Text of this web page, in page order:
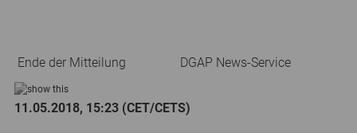
Ende der Mitteilung DGAP News-Service
11.05.2018, 15:23 (CET/CETS)